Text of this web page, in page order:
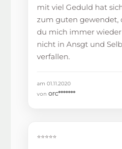
mit viel Geduld hat
zum guten gewendet,
du mich immer
nicht in Ansgt und
verfallen.
am 01.11.2020
vonorc*******
⭐⭐⭐⭐⭐